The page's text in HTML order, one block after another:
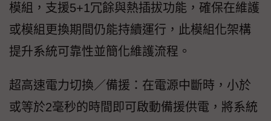
模組，支援5+1冗餘與熱插拔功能，確保在維護
或模組更換期間仍能持續運行，此模組化架構
提升系統可靠性並簡化維護流程。
超高速電力切換／備援：在電源中斷時，小於
或等於2毫秒的時間即可啟動備援供電，將系統